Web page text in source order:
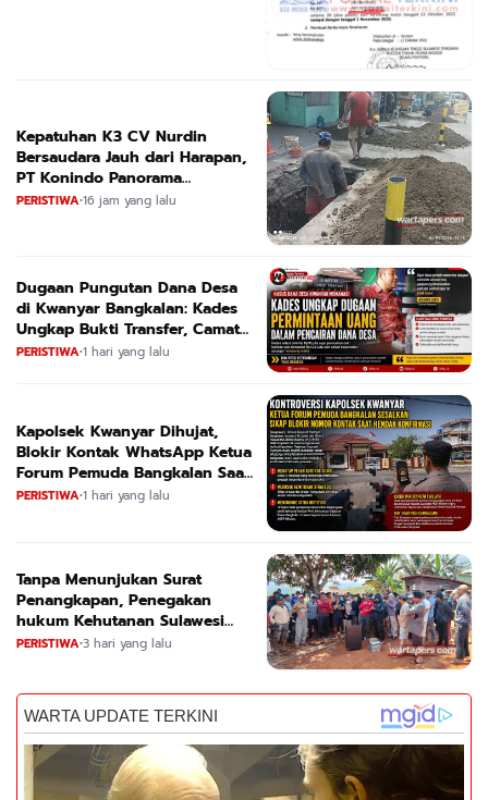
Kepatuhan K3 CV Nurdin
Bersaudara Jauh dari Harapan,
PT Konindo Panorama
Konsultan Dituding Lalai Awasi
PERISTIWA•16 jam yang lalu
Dugaan Pungutan Dana Desa
di Kwanyar Bangkalan: Kades
Ungkap Bukti Transfer, Camat
Beri Bantahan Tegas
PERISTIWA•1 hari yang lalu
Kapolsek Kwanyar Dihujat,
Blokir Kontak WhatsApp Ketua
Forum Pemuda Bangkalan Saat
Dikonfirmasi
PERISTIWA•1 hari yang lalu
Tanpa Menunjukan Surat
Penangkapan, Penegakan
hukum Kehutanan Sulawesi
Selatan Culik Petani Ladah Di
PERISTIWA•3 hari yang lalu